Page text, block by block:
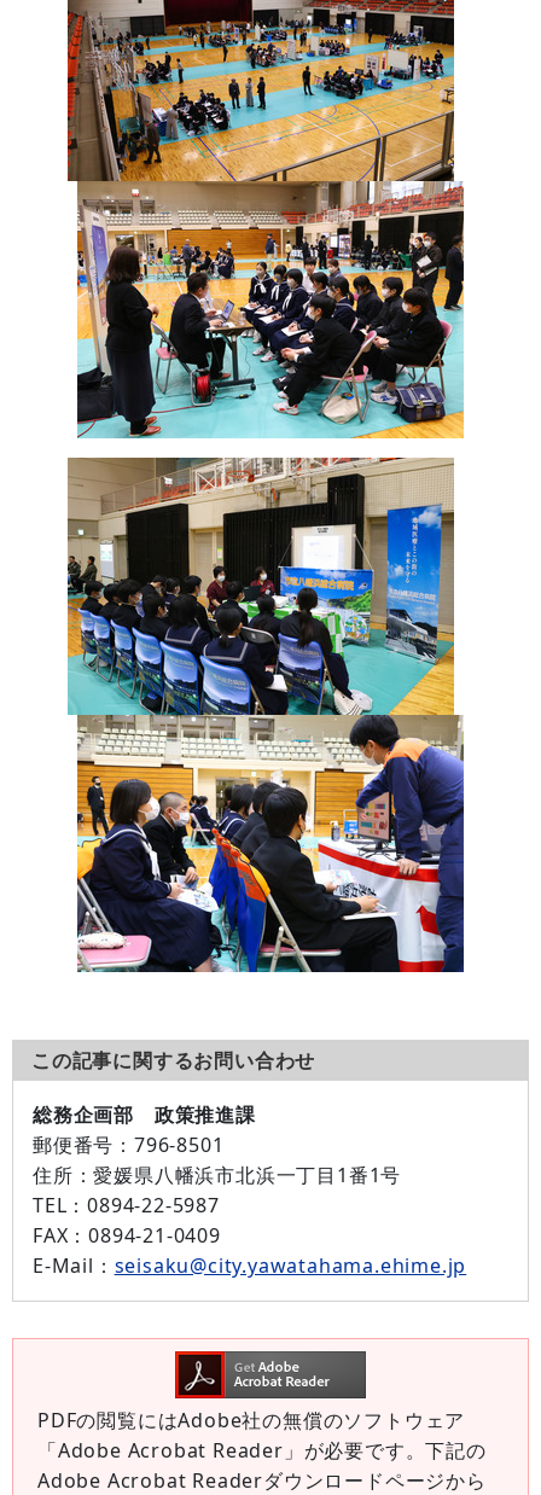
この記事に関するお問い合わせ
総務企画部 政策推進課
郵便番号： 796-8501
住所：愛媛県八幡浜市北浜一丁目1番1号
TEL：0894-22-5987
FAX：0894-21-0409
E-Mail： seisaku@city.yawatahama.ehime.jp
PDFの閲覧にはAdobe社の無償のソフトウェア
「Adobe Acrobat Reader」が必要です。下記の
Adobe Acrobat Readerダウンロードページから